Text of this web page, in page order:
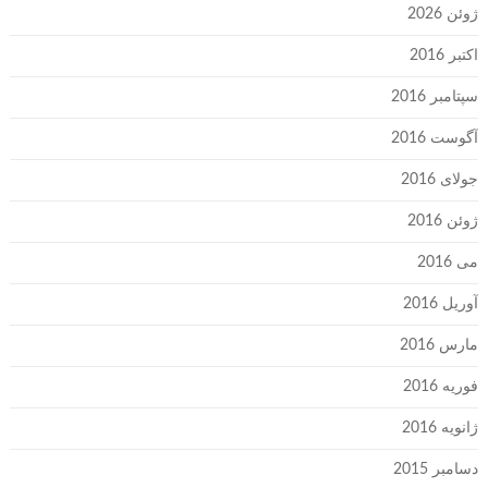
ژوئن 2026
اکتبر 2016
سپتامبر 2016
آگوست 2016
جولای 2016
ژوئن 2016
می 2016
آوریل 2016
مارس 2016
فوریه 2016
ژانویه 2016
دسامبر 2015